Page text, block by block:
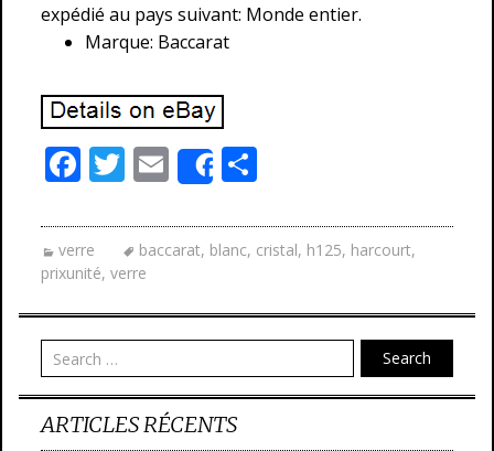
expédié au pays suivant: Monde entier.
Marque: Baccarat
F
e
b
o
o
k
T
itt
er
E
m
ai
l
Share
ta
g
er
verre baccarat, blanc, cristal, h125, harcourt,
prixunité, verre
Search
ARTICLES RÉCENTS